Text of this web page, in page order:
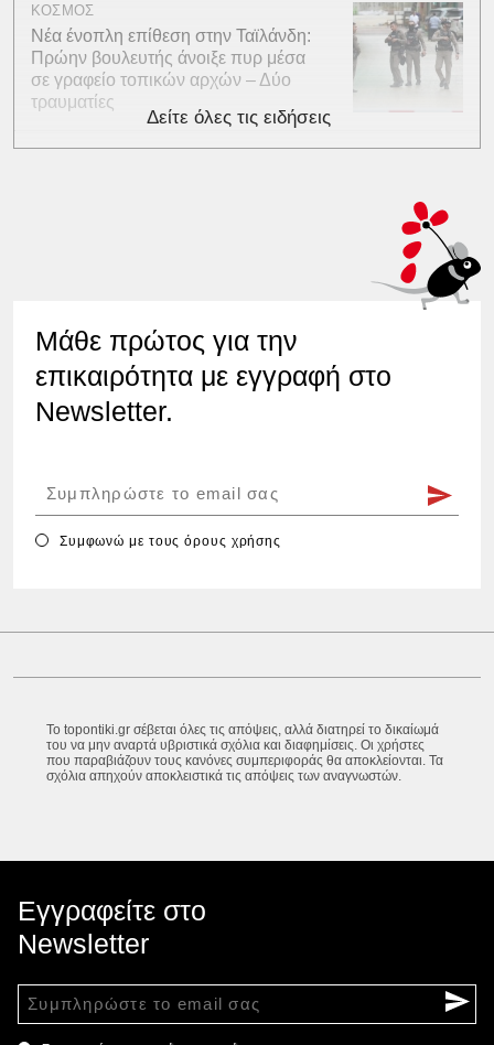
ΚΟΣΜΟΣ
Νέα ένοπλη επίθεση στην Ταϊλάνδη:
Πρώην βουλευτής άνοιξε πυρ μέσα
σε γραφείο τοπικών αρχών – Δύο
τραυματίες
Δείτε όλες τις ειδήσεις
Μάθε πρώτος για την
επικαιρότητα με εγγραφή στο
Newsletter.
Συμφωνώ με τουςόρους χρήσης
Το topontiki.gr σέβεται όλες τις απόψεις, αλλά διατηρεί το δικαίωμά
του να μην αναρτά υβριστικά σχόλια και διαφημίσεις. Οι χρήστες
που παραβιάζουν τους κανόνες συμπεριφοράς θα αποκλείονται. Τα
σχόλια απηχούν αποκλειστικά τις απόψεις των αναγνωστών.
Εγγραφείτε στο
Newsletter